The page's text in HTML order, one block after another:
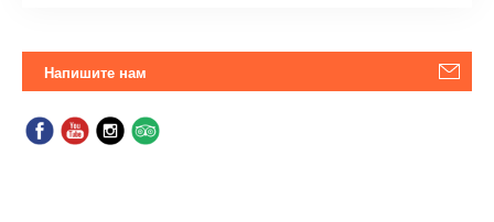
Напишите нам